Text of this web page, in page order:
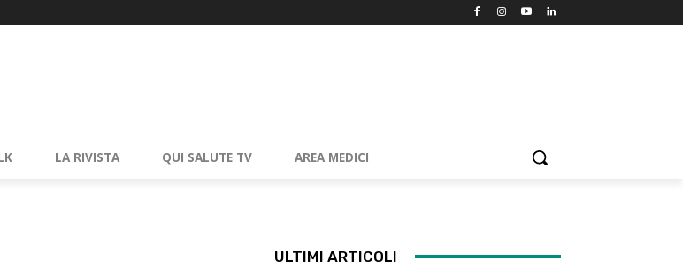
LA RIVISTA QUI SALUTE TV AREA MEDICI
ULTIMI ARTICOLI